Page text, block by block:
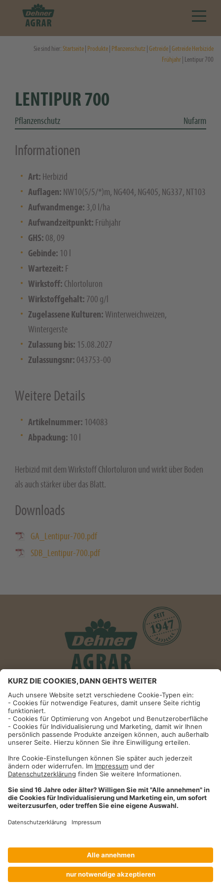
Sie sind hier:Startseite Produkte Pflanzenschutz Getreide Getreide Herbizide
Frühjahr | Lentipur 700
LENTIPUR 700
Pflanzenschutz Nufarm
Informationen
Art: Herbizid
Auflagen: NW10(5/5/*)m, NG404, NG405, NG337, NT103
Aufwandmenge: 3,0 l/ha
Aufwandzeitpunkt: Frühjahr
GHS: 08, 09
Gebinde: 10 l
Wartezeit: F
Wirkstoff: Chlortoluron
Wirkstoffgehalt: 700 g/l
Zugelassene Kulturen: Winterweichweizen,
Wintergerste
Zulassung bis: 15.08.2027
Zulassungsnr: 043753-00
Weitere Details
Artikelnummer: 104083
Abpackung: 10 l
Herbizid mit dem Wirkstoff Chlortoluron und wirkt über Boden
als auch stärker über das Blatt.
Downloads
GA_Lentipur-700.pdf
SDB_Lentipur-700.pdf
Informationen
Impressum
Datenschutzhinweise
AGB und Widerrufsbelehrung
Dehner Unternehmen
Cookie-Einstellungen
Dehner Agrar GmbH & Co. KG
09090 / 77 72 72
Fax09090 / 77 73 91
agrar@dehner.de